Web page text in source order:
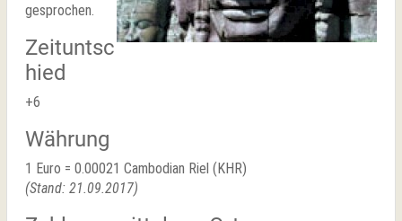
gesprochen.
Zeituntsc
hied
+6
Währung
1 Euro = 0.00021 Cambodian Riel (KHR)
(Stand: 21.09.2017)